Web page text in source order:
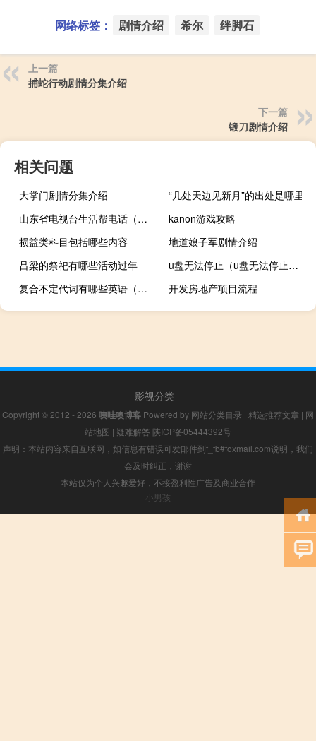
网络标签： 剧情介绍 希尔 绊脚石
上一篇
捕蛇行动剧情分集介绍
下一篇
锻刀剧情介绍
相关问题
大掌门剧情分集介绍
“几处天边见新月”的出处是哪里
山东省电视台生活帮电话（山东电视台生活帮热线电话是多少）
kanon游戏攻略
损益类科目包括哪些内容
地道娘子军剧情介绍
吕梁的祭祀有哪些活动过年
u盘无法停止（u盘无法停止通用卷）
复合不定代词有哪些英语（复合不定代词有哪些）
开发房地产项目流程
影视分类
Copyright © 2012 - 2026 咦哇噢博客 Powered by 网站分类目录 | 精选推荐文章 | 网
站地图 | 疑难解答 陕ICP备05444392号
声明：本站内容来自互联网，如信息有错误可发邮件到f_fb#foxmail.com说明，我们
会及时纠正，谢谢
本站仅为个人兴趣爱好，不接盈利性广告及商业合作
小男孩